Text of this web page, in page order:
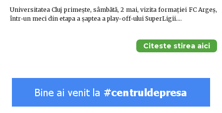
Universitatea Cluj primește, sâmbătă, 2 mai, vizita formației FC Argeș,
într-un meci din etapa a șaptea a play-off-ului SuperLigii.…
Citeste stirea aici